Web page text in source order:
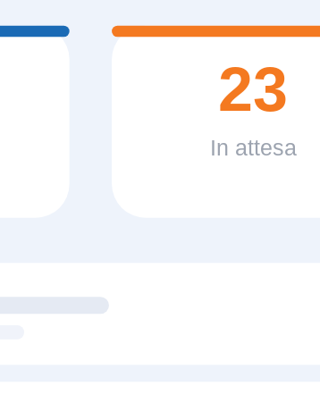
23
In attesa